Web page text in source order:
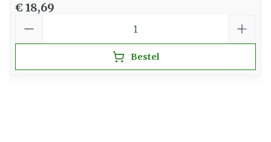
€ 18,69
Bestel